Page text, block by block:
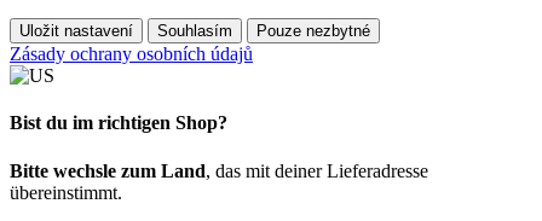
Uložit nastavení Souhlasím Pouze nezbytné
Zásady ochrany osobních údajů
Bist du im richtigen Shop?
Bitte wechsle zum Land, das mit deiner Lieferadresse
übereinstimmt.